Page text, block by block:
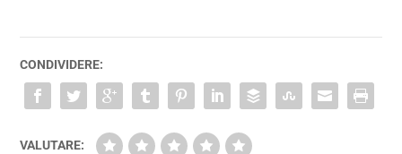
CONDIVIDERE:
VALUTARE: